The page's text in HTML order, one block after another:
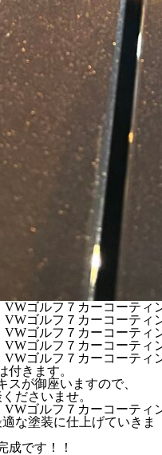
付きます。
スが御座いますので、
ださいませ。
な塗装に仕上げていきま
成です！！